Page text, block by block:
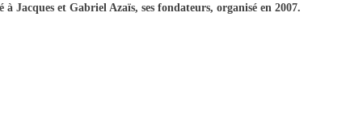
Jacques et Gabriel Azaïs, ses fondateurs, organisé en 2007.